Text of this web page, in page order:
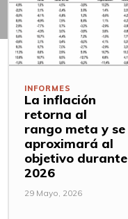
INFORMES
La inflación
retorna al
rango meta y se
aproximará al
objetivo durante
2026
29 Mayo, 2026